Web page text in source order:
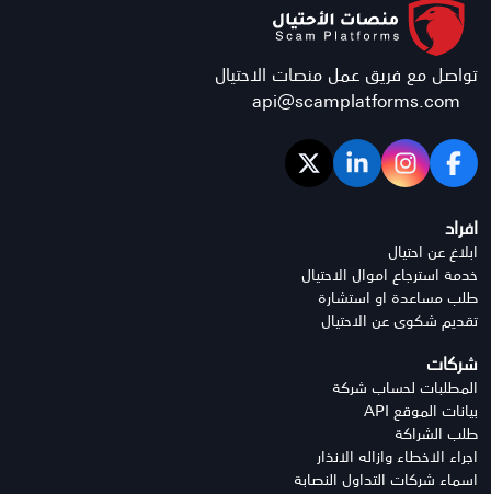
تواصل مع فريق عمل منصات الاحتيال
api@scamplatforms.com
افراد
ابلاغ عن احتيال
خدمة استرجاع اموال الاحتيال
طلب مساعدة او استشارة
تقديم شكوى عن الاحتيال
شركات
المطلبات لحساب شركة
بيانات الموقع API
طلب الشراكة
اجراء الاخطاء وازاله الانذار
اسماء شركات التداول النصابة